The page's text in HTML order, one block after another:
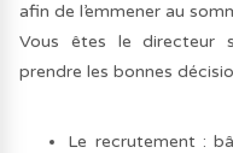
afin de l’emmener au
Vous êtes le directeur
prendre les bonnes
Le recrutement :